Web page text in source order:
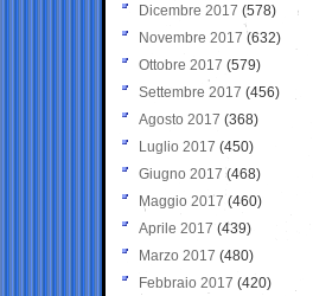
Dicembre 2017 (578)
Novembre 2017 (632)
Ottobre 2017 (579)
Settembre 2017 (456)
Agosto 2017 (368)
Luglio 2017 (450)
Giugno 2017 (468)
Maggio 2017 (460)
Aprile 2017 (439)
Marzo 2017 (480)
Febbraio 2017 (420)